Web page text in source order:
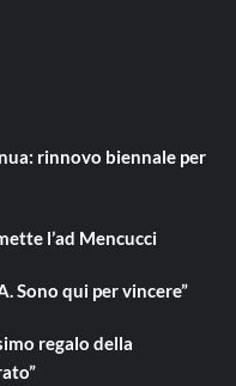
rinnovo biennale per
l’ad Mencucci
Sono qui per vincere”
regalo della